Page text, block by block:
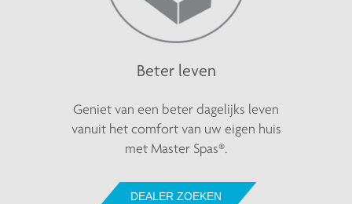
Beter leven
Geniet van een beter dagelijks leven
vanuit het comfort van uw eigen huis
met Master Spas®.
DEALER ZOEKEN